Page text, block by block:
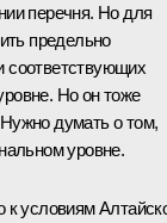
перечня. Но для
предельно
соответствующих
Но он тоже
думать о том,
уровне.
к условиям